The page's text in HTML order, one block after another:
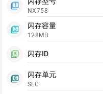
签啦，使用更加丝滑，快
filter_1
NX758
filter_3
闪存容量
128MB
filter_5 闪存ID
filter_6
闪存单元
SLC